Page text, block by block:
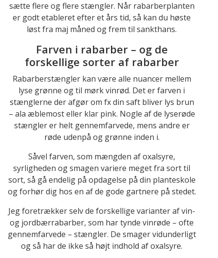
sætte flere og flere stængler. Når rabarberplanten
er godt etableret efter et års tid, så kan du høste
løst fra maj måned og frem til sankthans.
Farven i rabarber – og de
forskellige sorter af rabarber
Rabarberstængler kan være alle nuancer mellem
lyse grønne og til mørk vinrød. Det er farven i
stænglerne der afgør om fx din saft bliver lys brun
– ala æblemost eller klar pink. Nogle af de lyserøde
stængler er helt gennemfarvede, mens andre er
røde udenpå og grønne inden i.
Såvel farven, som mængden af oxalsyre,
syrligheden og smagen variere meget fra sort til
sort, så gå endelig på opdagelse på din planteskole
og forhør dig hos en af de gode gartnere på stedet.
Jeg foretrækker selv de forskellige varianter af vin-
og jordbærrabarber, som har tynde vinrøde – ofte
gennemfarvede – stængler. De smager vidunderligt
og så har de ikke så højt indhold af oxalsyre.